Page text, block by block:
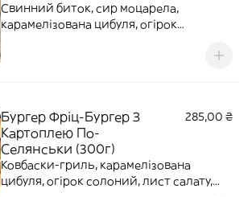
Свинний биток, сир моцарела,
карамелізована цибуля, огірок
Бургер Фріц-Бургер З
Картоплею По-
Селянськи (300г)
285,00 ₴
Ковбаски-гриль, карамелізована
цибуля, огірок солоний, лист салату,